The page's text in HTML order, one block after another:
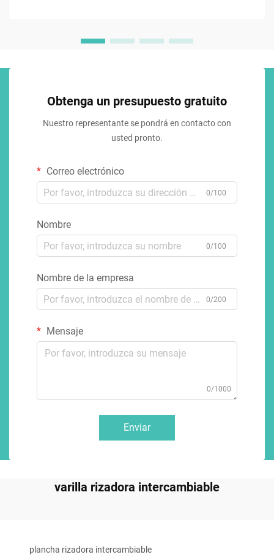
Obtenga un presupuesto gratuito
Nuestro representante se pondrá en contacto con
usted pronto.
Correo electrónico
0/100
Nombre
0/100
Nombre de la empresa
0/200
Mensaje
0/1000
Enviar
varilla rizadora intercambiable
plancha rizadora intercambiable